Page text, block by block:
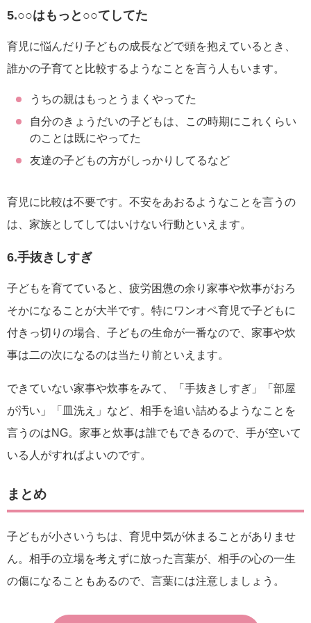
5.○○はもっと○○てしてた
育児に悩んだり子どもの成長などで頭を抱えているとき、
誰かの子育てと比較するようなことを言う人もいます。
うちの親はもっとうまくやってた
自分のきょうだいの子どもは、この時期にこれくらい
のことは既にやってた
友達の子どもの方がしっかりしてるなど
育児に比較は不要です。不安をあおるようなことを言うの
は、家族としてしてはいけない行動といえます。
6.手抜きしすぎ
子どもを育てていると、疲労困憊の余り家事や炊事がおろ
そかになることが大半です。特にワンオペ育児で子どもに
付きっ切りの場合、子どもの生命が一番なので、家事や炊
事は二の次になるのは当たり前といえます。
できていない家事や炊事をみて、「手抜きしすぎ」「部屋
が汚い」「皿洗え」など、相手を追い詰めるようなことを
言うのはNG。家事と炊事は誰でもできるので、手が空いて
いる人がすればよいのです。
まとめ
子どもが小さいうちは、育児中気が休まることがありませ
ん。相手の立場を考えずに放った言葉が、相手の心の一生
の傷になることもあるので、言葉には注意しましょう。